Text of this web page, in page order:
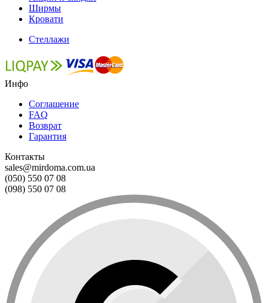
Ширмы
Кровати
Стеллажи
Инфо
Соглашение
FAQ
Возврат
Гарантия
Контакты
sales@mirdoma.com.ua
(050) 550 07 08
(098) 550 07 08